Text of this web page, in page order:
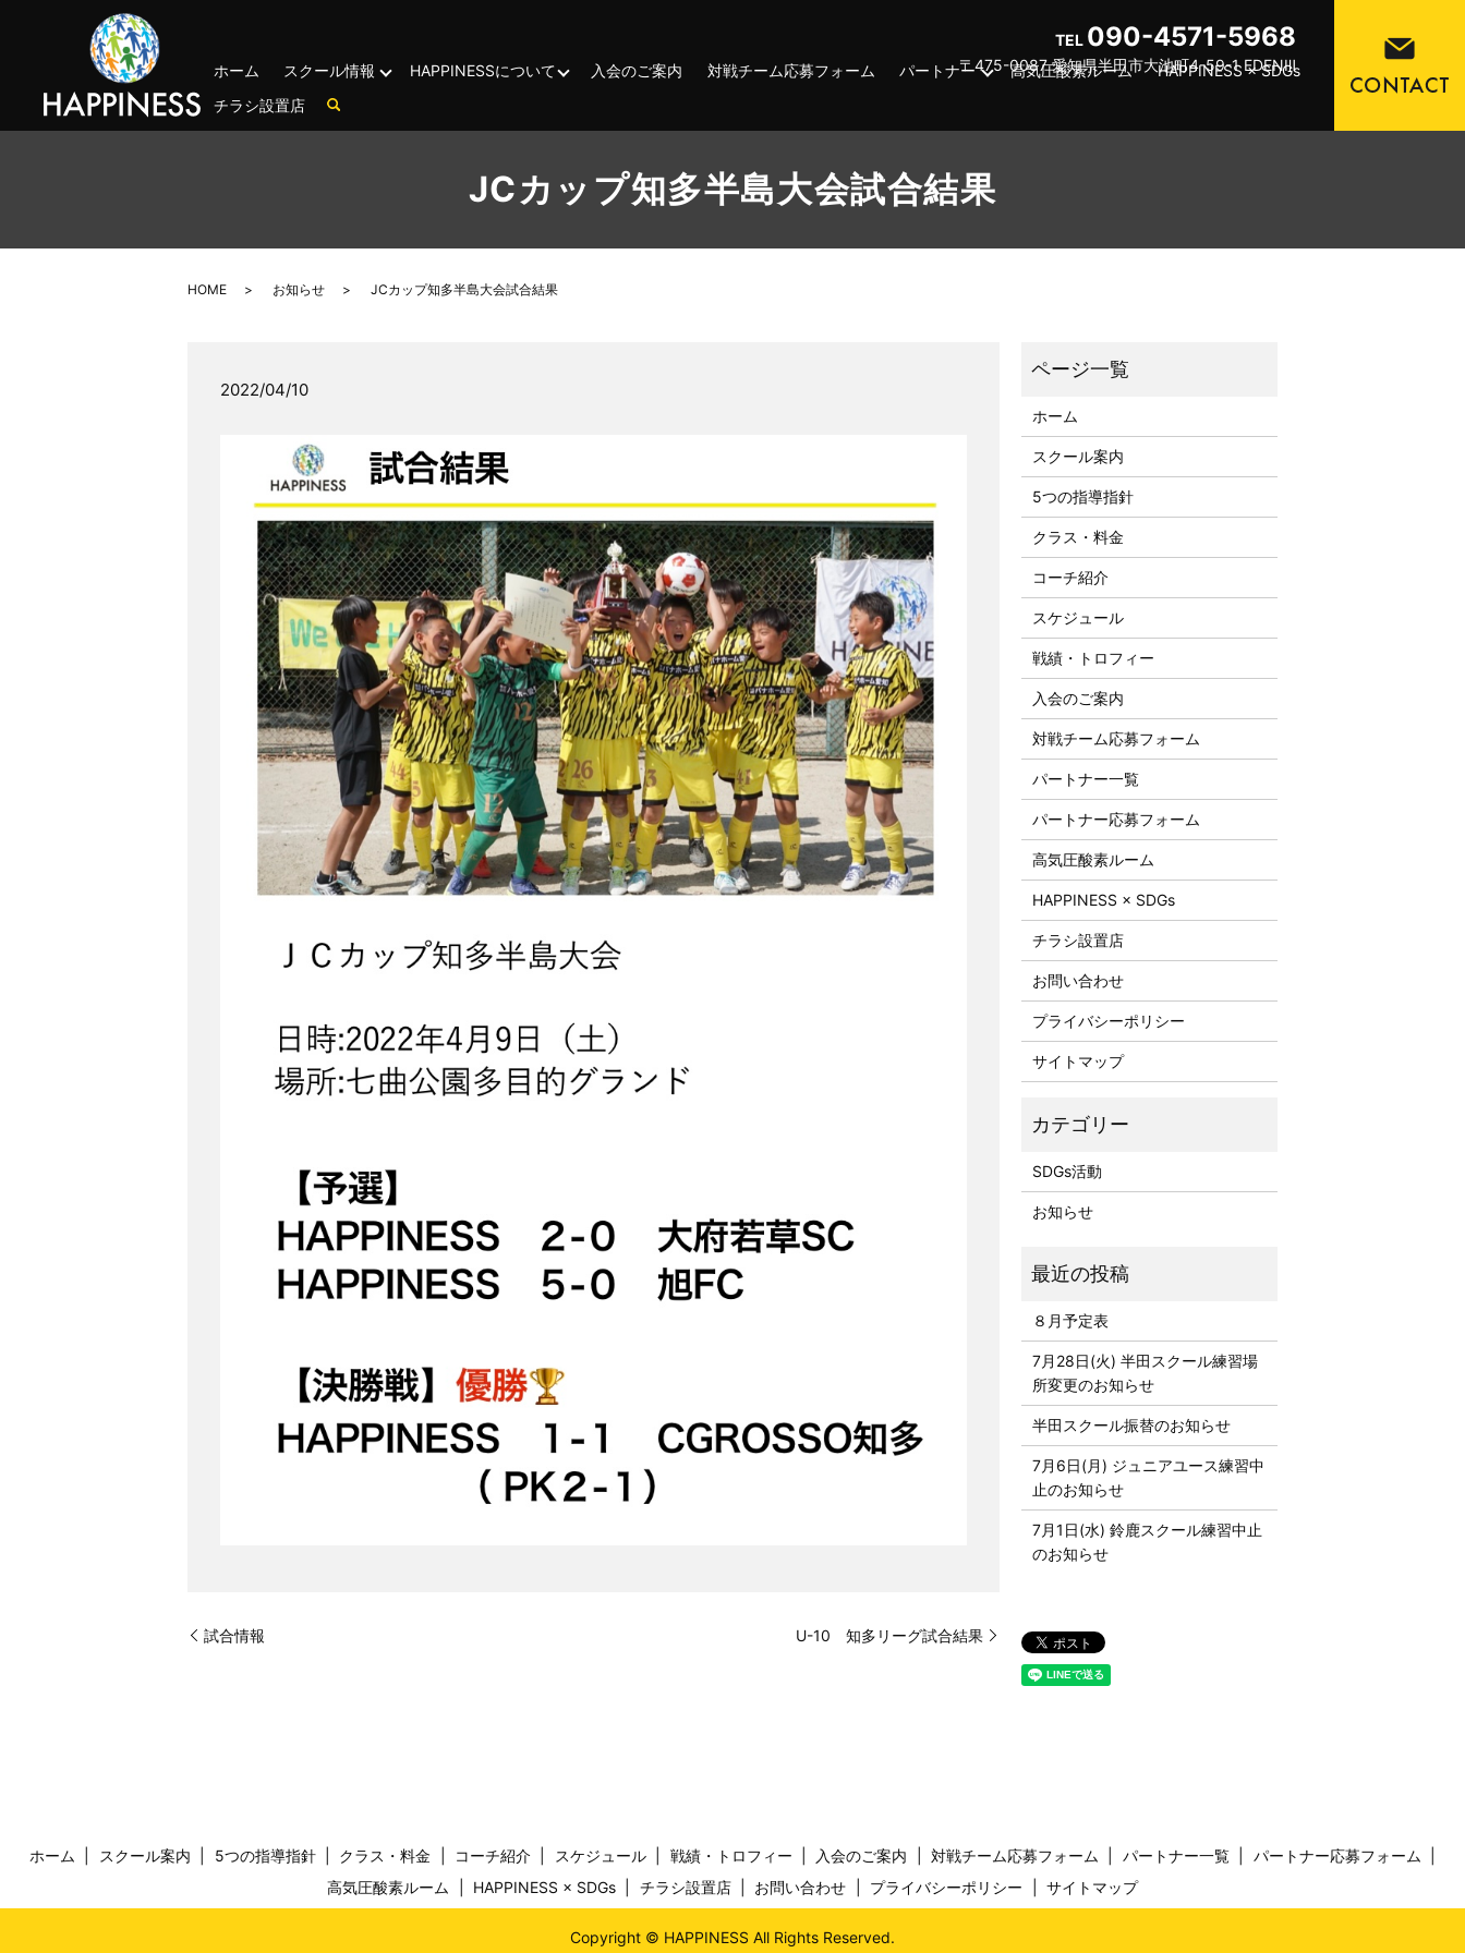
ホーム スクール情報 HAPPINESSについて 入会のご案内 対戦チーム応募フォーム パートナー 高気圧酸素ルーム
HAPPINESS × SDGs
チラシ設置店
TEL 090-4571-5968
〒475-0087 愛知県半田市大池町4-59-1 EDENⅢ
JCカップ知多半島大会試合結果
HOME お知らせ JCカップ知多半島大会試合結果
2022/04/10
試合情報 U-10 知多リーグ試合結果
ホーム
スクール案内
5つの指導指針
クラス・料金
コーチ紹介
スケジュール
戦績・トロフィー
入会のご案内
対戦チーム応募フォーム
パートナー一覧
パートナー応募フォーム
高気圧酸素ルーム
HAPPINESS × SDGs
チラシ設置店
お問い合わせ
プライバシーポリシー
サイトマップ
SDGs活動
お知らせ
８月予定表
7月28日(火) 半田スクール練習場
所変更のお知らせ
半田スクール振替のお知らせ
7月6日(月) ジュニアユース練習中
止のお知らせ
7月1日(水) 鈴鹿スクール練習中止
のお知らせ
ホーム スクール案内 5つの指導指針 クラス・料金 コーチ紹介 スケジュール 戦績・トロフィー 入会のご案内 対戦チーム応募フォーム パートナー一覧
パートナー応募フォーム
高気圧酸素ルーム
HAPPINESS × SDGs チラシ設置店 お問い合わせ プライバシーポリシー サイトマップ
Copyright © HAPPINESS All Rights Reserved.